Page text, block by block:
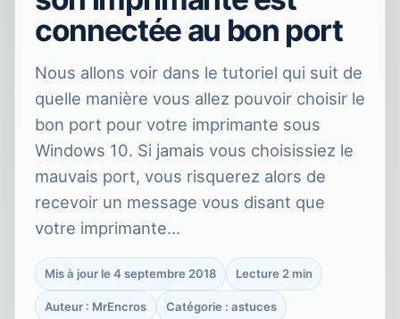
connectée au bon port
Nous allons voir dans le tutoriel qui suit de
quelle manière vous allez pouvoir choisir le
bon port pour votre imprimante sous
Windows 10. Si jamais vous choisissiez le
mauvais port, vous risquerez alors de
recevoir un message vous disant que
votre imprimante…
Mis à jour le 4 septembre 2018 Lecture 2 min
Auteur : MrEncros Catégorie : astuces